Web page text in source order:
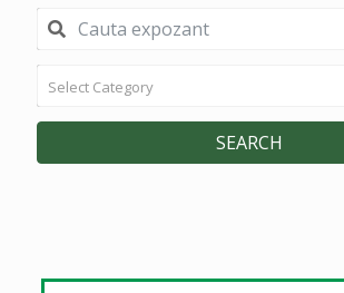
Select Category
SEARCH